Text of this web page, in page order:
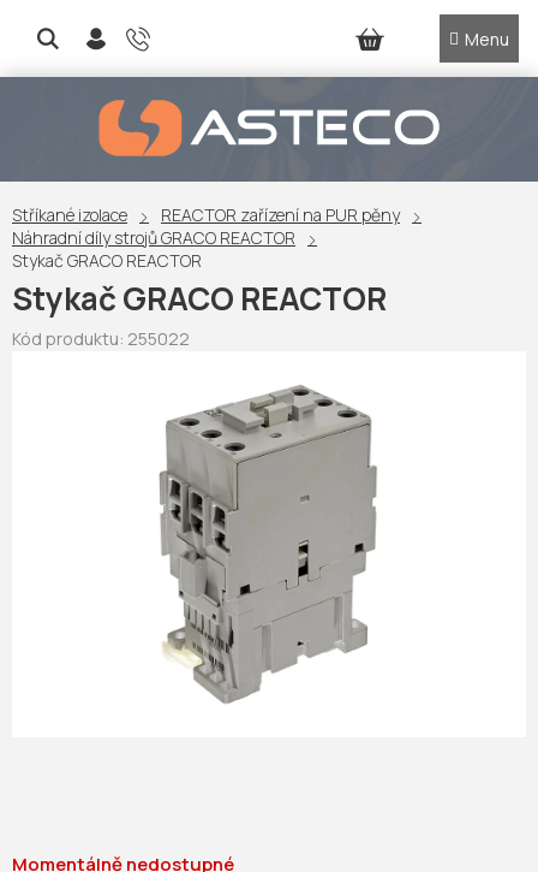
NÁKUPNÍ
KOŠÍK
Stykač GRACO REACTOR
Kód produktu: 255022
Momentálně nedostupné
Stříkané izolace
REACTOR zařízení na PUR pěny
Náhradní díly strojů GRACO REACTOR
Stykač GRACO REACTOR